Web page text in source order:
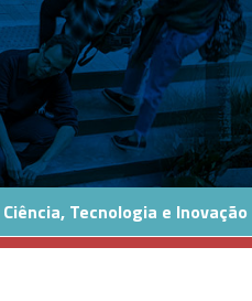
Ciência, Tecnologia e Inovação